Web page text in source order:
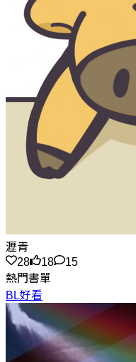
瀝青
28
18
15
熱門書單
BL好看